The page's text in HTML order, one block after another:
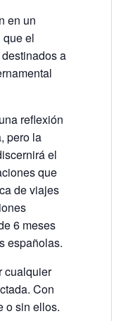
en un
el
a
reflexión
pero la
el
que
de viajes
6 meses
españolas.
cualquier
Con
o sin ellos.